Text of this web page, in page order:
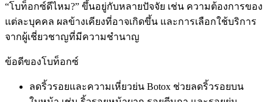
“โบท็อกซ์ดีไหม?” ขึ้นอยู่กับหลายปัจจัย เช่น ความต้องการของ
แต่ละบุคคล ผลข้างเคียงที่อาจเกิดขึ้น และการเลือกใช้บริการ
จากผู้เชี่ยวชาญที่มีความชำนาญ
ข้อดีของโบท็อกซ์
ลดริ้วรอยและความเหี่ยวย่น Botox ช่วยลดริ้วรอยบน